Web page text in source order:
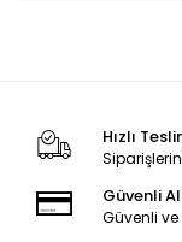
Hızlı
Güvenli
Güvenli